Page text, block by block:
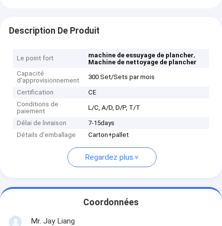
Description De Produit
Le point fort machine de essuyage de plancher,
Machine de nettoyage de plancher
Capacité
d'approvisionnement
300 Set/Sets par mois
Certification
CE
Conditions de
paiement
L/C, A/D, D/P, T/T
Délai de livraison
7-15days
Détails d'emballage
Carton+pallet
Regardez plus
Coordonnées
Mr. Jay Liang